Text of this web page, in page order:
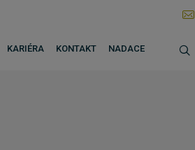
KARIÉRA KONTAKT NADACE